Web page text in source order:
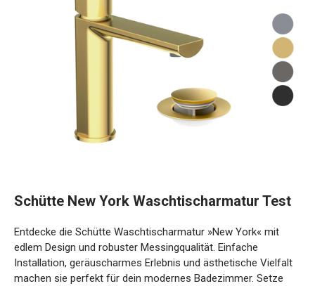
Schütte New York Waschtischarmatur Test
Entdecke die Schütte Waschtischarmatur »New York« mit
edlem Design und robuster Messingqualität. Einfache
Installation, geräuscharmes Erlebnis und ästhetische Vielfalt
machen sie perfekt für dein modernes Badezimmer. Setze